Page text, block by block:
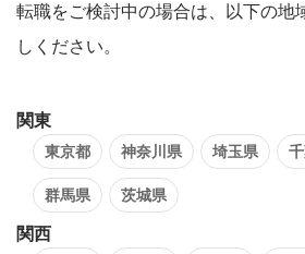
転職をご検討中の場合は、以下の地
しください。
関東
東京都 神奈川県 埼玉県
群馬県 茨城県
関西